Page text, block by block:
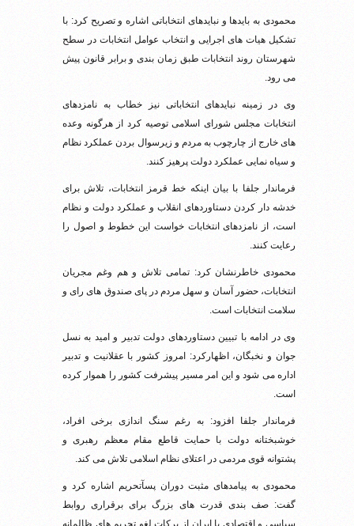
محمودی به بایدها و نبایدهای انتخاباتی اشاره و تصریح کرد: با
تشکیل هیات های اجرایی و انتخاب عوامل انتخابات در سطح
شهرستان روند انتخابات طبق زمان بندی و برابر قانون پیش
می رود.
وی در زمینه نبایدهای انتخاباتی نیز خطاب به نامزدهای
انتخابات مجلس شورای اسلامی توصیه کرد از هرگونه وعده
های خارج از چارچوب به مردم و زیرسوال بردن عملکرد نظام
و سیاه نمایی عملکرد دولت پرهیز کنند.
فرماندار جلفا با بیان اینکه خط قرمز انتخابات، تلاش برای
خدشه دار کردن دستاوردهای انقلاب و عملکرد دولت و نظام
است، از نامزدهای انتخابات خواست این خطوط و اصول را
رعایت کنند.
محمودی خاطرنشان کرد: تمامی تلاش و هم وغم مجریان
انتخابات، حضور آسان و سهل مردم در پای صندوق های رای و
سلامت انتخابات است.
وی در ادامه با تبیین دستاوردهای دولت تدبیر و امید به نسل
جوان و نخبگان، اظهارکرد: امروز کشور با عقلانیت و تدبیر
اداره می شود و این امر مسیر پیشرفت کشور را هموار کرده
است.
فرماندار جلفا افزود: به رغم سنگ اندازی برخی افراد،
خوشبختانه دولت با حمایت قاطع مقام معظم رهبری و
پشتوانه قوی مردمی در اعتلای نظام اسلامی تلاش می کند.
محمودی به پیامدهای مثبت دوران پسآتحریم اشاره کرد و
گفت: صف بندی قدرت های بزرگ برای برقراری روابط
سیاسی و اقتصادی با ایران از برکات لغو تحریم های ظالمانه